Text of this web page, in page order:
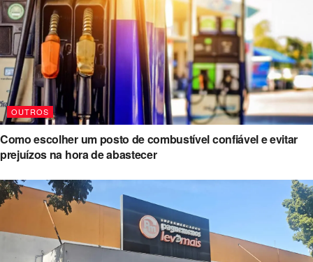
OUTROS
Como escolher um posto de combustível confiável e evitar
prejuízos na hora de abastecer